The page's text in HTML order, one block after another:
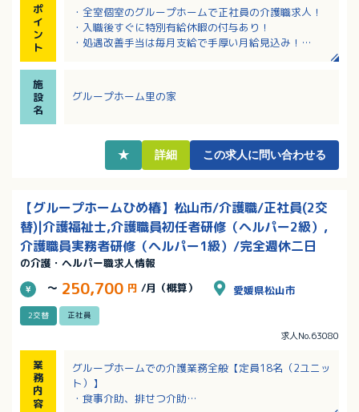
ポ
イ
ン
ト
・全室個室のグループホームで正社員の介護職求人！
・入職後すぐに特別有給休暇の付与あり！
・処遇改善手当は毎月支給で手厚い月給見込み！
環境です
施
設
名
グループホーム里の家
★ 詳細 この求人に問い合わせる
【グループホームひめ椿】松山市/介護職/正社員(2交
替)|介護福祉士,介護職員初任者研修（ヘルパー2級）,
介護職員実務者研修（ヘルパー1級）/完全週休二日
の介護・ヘルパー職求人情報
～ 250,700 円 /月（概算） 愛媛県松山市
2交替 正社員
求人No.63080
業
務
内
容
グループホームでの介護業務全般【定員18名（2ユニッ
ト）】
・食事介助、排せつ介助